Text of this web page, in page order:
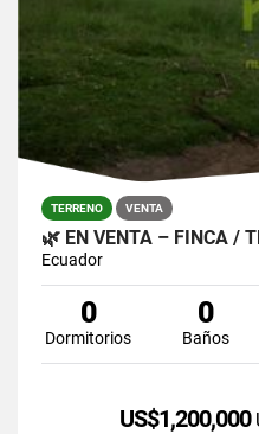
TERRENO VENTA
🌿 EN VENTA – FINCA /
Ecuador
0
Dormitorios
0
Baños
US$1,200,000